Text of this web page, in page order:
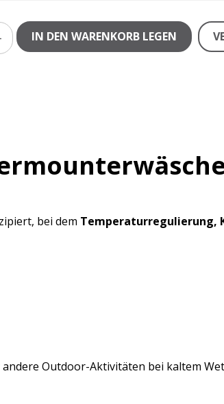
IN DEN WARENKORB LEGEN
bei dem Temperaturregulierung,
Outdoor-Aktivitäten bei kaltem